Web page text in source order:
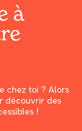
à
chez toi ? Alors
découvrir des
!